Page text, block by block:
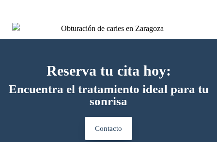
Reserva tu cita hoy:
Encuentra el tratamiento ideal para tu
sonrisa
Contacto